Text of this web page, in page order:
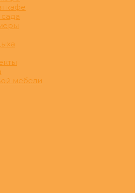
кафе
мебели